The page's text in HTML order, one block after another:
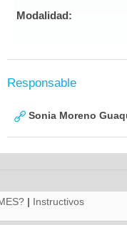
Modalidad:
Responsable
Sonia Moreno
| Instructivos